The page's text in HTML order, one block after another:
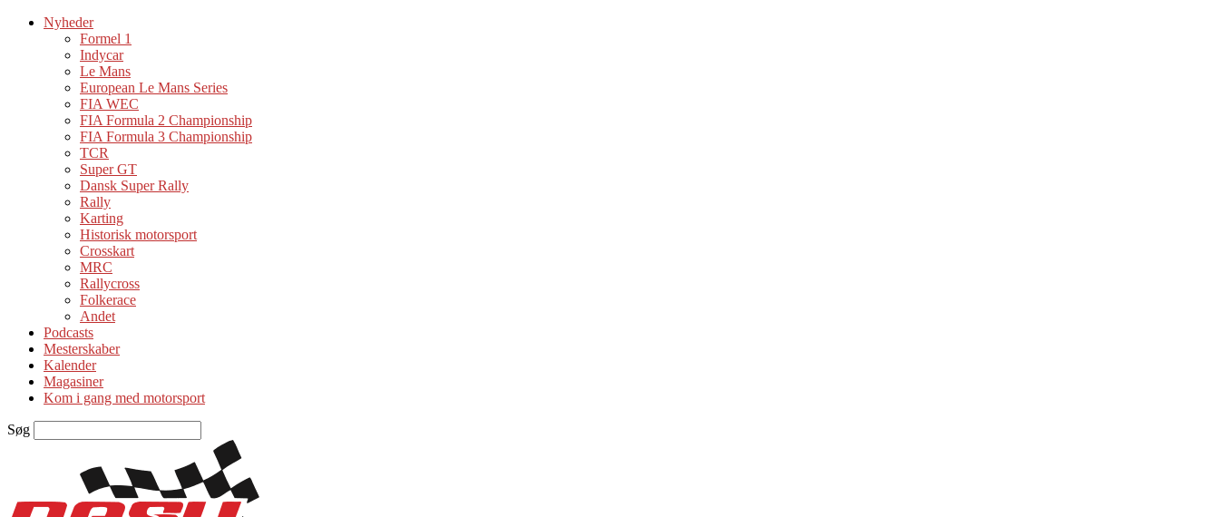
Nyheder
Formel 1
Indycar
Le Mans
European Le Mans Series
FIA WEC
FIA Formula 2 Championship
FIA Formula 3 Championship
TCR
Super GT
Dansk Super Rally
Rally
Karting
Historisk motorsport
Crosskart
MRC
Rallycross
Folkerace
Andet
Podcasts
Mesterskaber
Kalender
Magasiner
Kom i gang med motorsport
Søg